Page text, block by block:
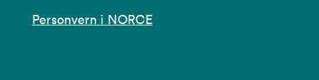
Personvern i NORCE